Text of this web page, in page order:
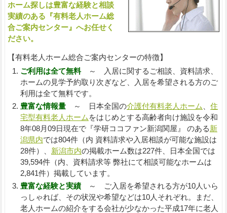
ホーム探しは豊富な経験と相談
実績のある『有料老人ホーム総
合ご案内センター』へお任せく
ださい。
【有料老人ホーム総合ご案内センターの特徴】
ご利用は全て無料～ 入居に関するご相談、資料請求、
ホームの見学予約取り次ぎなど、入居を希望される方のご
利用は全て無料です。
豊富な情報量～ 日本全国の介護付有料老人ホーム
住
宅型有料老人ホーム をはじめとする高齢者向け施設を令和
8年08月09日現在で『学研ココファン新潟関屋』 のある新
潟県内では804件（内 資料請求や入居相談が可能な施設は
28件）、 新潟市内の掲載ホーム数は227件、日本全国では
39,594件（内、資料請求等 弊社にて相談可能なホームは
2,841件）掲載しています。
豊富な経験と実績～ ご入居を希望される方が10人いら
っしゃれば、その状況や希望などは10人それぞれ。まだ、
老人ホームの紹介をする会社が少なかった平成17年に老人